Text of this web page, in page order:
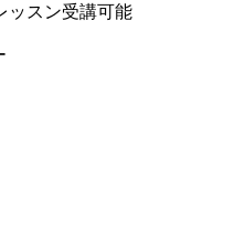
ッスン受講可能